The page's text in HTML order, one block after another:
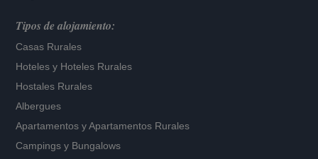
Tipos de alojamiento:
Casas Rurales
Hoteles y Hoteles Rurales
Hostales Rurales
Albergues
Apartamentos yApartamentos Rurales
Campings y Bungalows